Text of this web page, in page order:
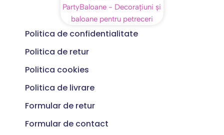
Politica de confidentialitate
Politica de retur
Politica cookies
Politica de livrare
Formular de retur
Formular de contact